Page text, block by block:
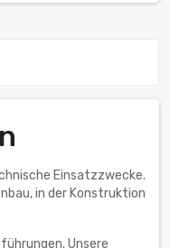
Einsatzzwecke.
in der Konstruktion
Unsere